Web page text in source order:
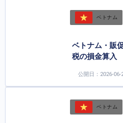
ベトナム
ベトナム・販
税の損金算入
公開日：2026-06-
ベトナム